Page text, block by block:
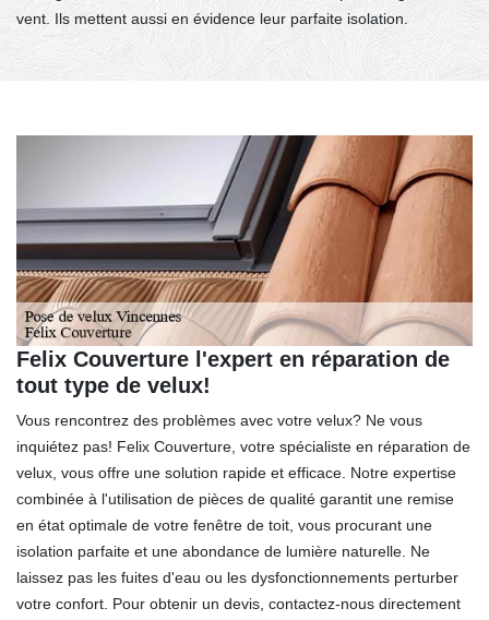
vent. Ils mettent aussi en évidence leur parfaite isolation.
Felix Couverture l'expert en réparation de
tout type de velux!
Vous rencontrez des problèmes avec votre velux? Ne vous
inquiétez pas! Felix Couverture, votre spécialiste en réparation de
velux, vous offre une solution rapide et efficace. Notre expertise
combinée à l'utilisation de pièces de qualité garantit une remise
en état optimale de votre fenêtre de toit, vous procurant une
isolation parfaite et une abondance de lumière naturelle. Ne
laissez pas les fuites d'eau ou les dysfonctionnements perturber
votre confort. Pour obtenir un devis, contactez-nous directement